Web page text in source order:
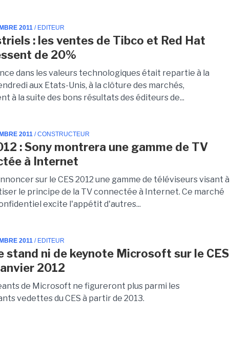
2011 / EDITEUR
: les ventes de Tibco et Red Hat
de 20%
dans les valeurs technologiques était repartie à la
aux Etats-Unis, à la clôture des marchés,
à la suite des bons résultats des éditeurs de...
2011 / CONSTRUCTEUR
: Sony montrera une gamme de TV
à Internet
sur le CES 2012 une gamme de téléviseurs visant à
le principe de la TV connectée à Internet. Ce marché
excite l'appétit d'autres...
2011 / EDITEUR
stand ni de keynote Microsoft sur le CES
2012
de Microsoft ne figureront plus parmi les
vedettes du CES à partir de 2013.